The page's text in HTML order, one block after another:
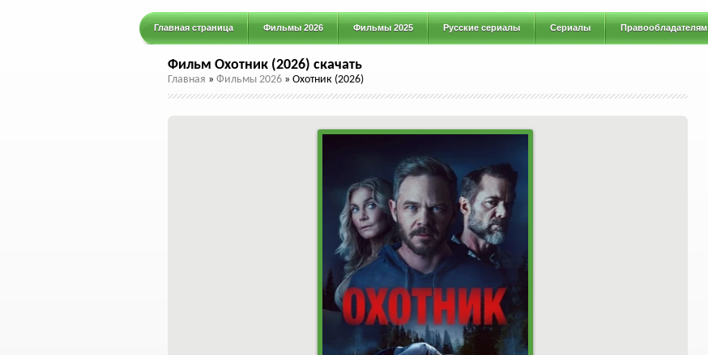
Главная страница Фильмы 2026 Фильмы 2025 Русские сериалы Сериалы Правообладателям
Фильм Охотник (2026) скачать
Главная » Фильмы 2026 » Охотник (2026)